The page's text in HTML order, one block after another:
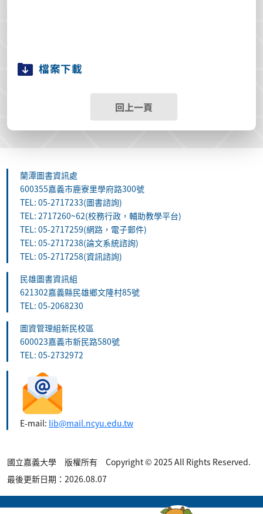
檔案下載
回上一頁
蘭潭圖書資訊處
600355嘉義市鹿寮里學府路300號
TEL: 05-2717233(圖書諮詢)
TEL: 2717260~62(校務行政，輔助教學平台)
TEL: 05-2717259(網路，電子郵件)
TEL: 05-2717238(論文系統諮詢)
TEL: 05-2717258(資訊諮詢)
民雄圖書資訊組
621302嘉義縣民雄鄉文隆村85號
TEL: 05-2068230
圖資管理組新民校區
600023嘉義市新民路580號
TEL: 05-2732972
E-mail: lib@mail.ncyu.edu.tw
國立嘉義大學 版權所有 Copyright © 2025 All Rights Reserved.
最後更新日期：2026.08.07